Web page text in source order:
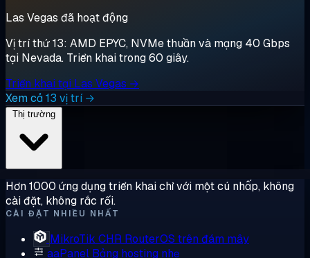
Las Vegas đã hoạt động
Vị trí thứ 13: AMD EPYC, NVMe thuần và mạng 40 Gbps
tại Nevada. Triển khai trong 60 giây.
Triển khai tại Las Vegas →
Xem cả 13 vị trí →
Hơn 1000 ứng dụng triển khai chỉ với một cú nhấp, không
cài đặt, không rắc rối.
CÀI ĐẶT NHIỀU NHẤT
MikroTik CHR RouterOS trên đám mây
aaPanel Bảng hosting nhẹ